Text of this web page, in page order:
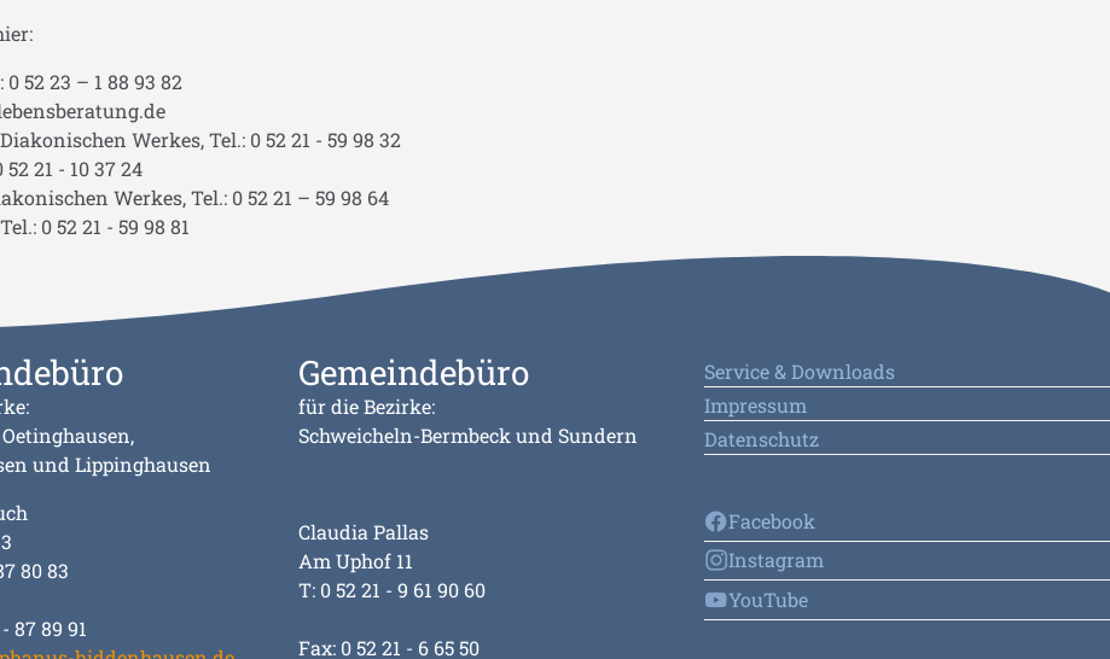
52 23 – 1 88 93 82
Werkes, Tel.: 0 52 21 - 59 98 32
21 - 10 37 24
Werkes, Tel.: 0 52 21 – 59 98 64
0 52 21 - 59 98 81
und Lippinghausen
80 83
87 89 91
Gemeindebüro
für die Bezirke:
Schweicheln-Bermbeck und Sundern
Claudia Pallas
Am Uphof 11
T: 0 52 21 - 9 61 90 60
Fax: 0 52 21 - 6 65 50
Service & Downloads
Impressum
Datenschutz
Facebook
Instagram
YouTube